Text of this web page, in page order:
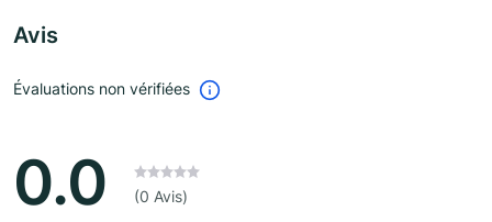
Avis
Évaluations non vérifiées
0.0 (0 Avis)